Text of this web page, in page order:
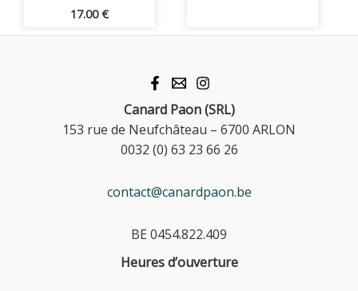
17.00€
Canard Paon (SRL)
153 rue de Neufchâteau – 6700 ARLON
0032 (0) 63 23 66 26
contact@canardpaon.be
BE 0454.822.409
Heures d’ouverture